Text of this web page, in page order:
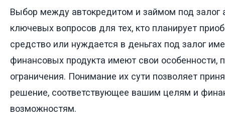
Выбор между автокредитом и займом под залог
ключевых вопросов для тех, кто планирует
средство или нуждается в деньгах под залог
финансовых продукта имеют свои особенности,
ограничения. Понимание их сути позволяет
решение, соответствующее вашим целям и
возможностям.